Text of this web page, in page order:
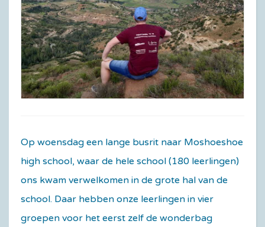
Op woensdag een lange busrit naar Moshoeshoe
high school, waar de hele school (180 leerlingen)
ons kwam verwelkomen in de grote hal van de
school. Daar hebben onze leerlingen in vier
groepen voor het eerst zelf de wonderbag